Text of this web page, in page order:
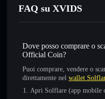
FAQ su XVIDS
Dove posso comprare o
Official Coin?
Puoi comprare, vendere o
direttamente nel wallet
Apri Solflare (app mobile